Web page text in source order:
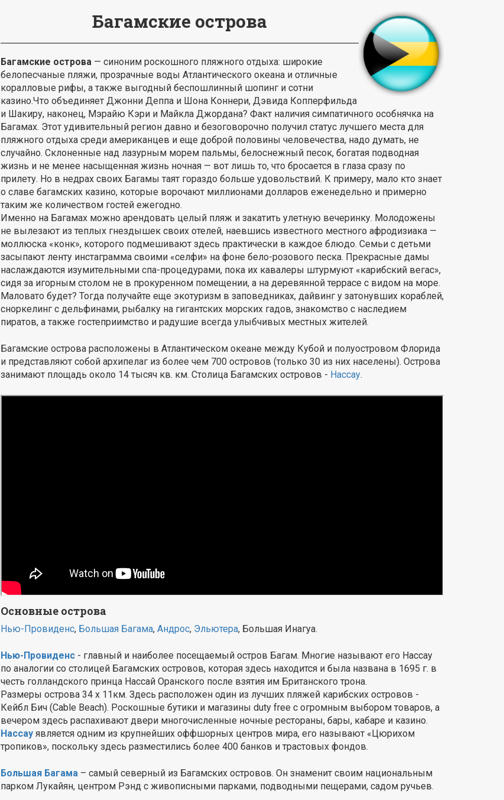
Багамские острова
Багамские острова — синоним роскошного пляжного отдыха: широкие
белопесчаные пляжи, прозрачные воды Атлантического океана и отличные
коралловые рифы, а также выгодный беспошлинный шопинг и сотни
казино.Что объединяет Джонни Деппа и Шона Коннери, Дэвида Копперфильда
и Шакиру, наконец, Мэрайю Кэри и Майкла Джордана? Факт наличия симпатичного особнячка на
Багамах. Этот удивительный регион давно и безоговорочно получил статус лучшего места для
пляжного отдыха среди американцев и еще доброй половины человечества, надо думать, не
случайно. Склоненные над лазурным морем пальмы, белоснежный песок, богатая подводная
жизнь и не менее насыщенная жизнь ночная — вот лишь то, что бросается в глаза сразу по
прилету. Но в недрах своих Багамы таят гораздо больше удовольствий. К примеру, мало кто знает
о славе багамских казино, которые ворочают миллионами долларов еженедельно и примерно
таким же количеством гостей ежегодно.
Именно на Багамах можно арендовать целый пляж и закатить улетную вечеринку. Молодожены
не вылезают из теплых гнездышек своих отелей, наевшись известного местного афродизиака —
моллюска «конк», которого подмешивают здесь практически в каждое блюдо. Семьи с детьми
засыпают ленту инстаграмма своими «селфи» на фоне бело-розового песка. Прекрасные дамы
наслаждаются изумительными спа-процедурами, пока их кавалеры штурмуют «карибский вегас»,
сидя за игорным столом не в прокуренном помещении, а на деревянной террасе с видом на море.
Маловато будет? Тогда получайте еще экотуризм в заповедниках, дайвинг у затонувших кораблей,
сноркелинг с дельфинами, рыбалку на гигантских морских гадов, знакомство с наследием
пиратов, а также гостеприимство и радушие всегда улыбчивых местных жителей.
Багамские острова расположены в Атлантическом океане между Кубой и полуостровом Флорида
и представляют собой архипелаг из более чем 700 островов (только 30 из них населены). Острова
занимают площадь около 14 тысяч кв. км. Столица Багамских островов - Нассау.
Основные острова
Нью-Провиденс, Большая Багама, Андрос, Эльютера, Большая Инагуа.
Нью-Провиденс - главный и наиболее посещаемый остров Багам. Многие называют его Нассау
по аналогии со столицей Багамских островов, которая здесь находится и была названа в 1695 г. в
честь голландского принца Нассай Оранского после взятия им Британского трона.
Размеры острова 34 х 11км. Здесь расположен один из лучших пляжей карибских островов -
Кейбл Бич (Cable Beach). Роскошные бутики и магазины duty free с огромным выбором товаров, а
вечером здесь распахивают двери многочисленные ночные рестораны, бары, кабаре и казино.
Нассау является одним из крупнейших оффшорных центров мира, его называют «Цюрихом
тропиков», поскольку здесь разместились более 400 банков и трастовых фондов.
Большая Багама – самый северный из Багамских островов. Он знаменит своим национальным
парком Лукайян, центром Рэнд с живописными парками, подводными пещерами, садом ручьев.